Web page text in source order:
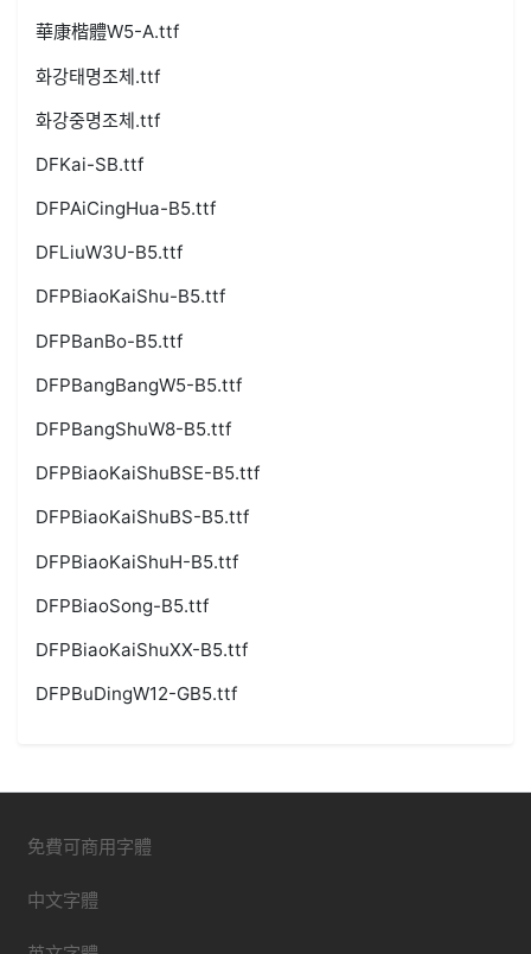
華康楷體W5-A.ttf
화강태명조체.ttf
화강중명조체.ttf
DFKai-SB.ttf
DFPAiCingHua-B5.ttf
DFLiuW3U-B5.ttf
DFPBiaoKaiShu-B5.ttf
DFPBanBo-B5.ttf
DFPBangBangW5-B5.ttf
DFPBangShuW8-B5.ttf
DFPBiaoKaiShuBSE-B5.ttf
DFPBiaoKaiShuBS-B5.ttf
DFPBiaoKaiShuH-B5.ttf
DFPBiaoSong-B5.ttf
DFPBiaoKaiShuXX-B5.ttf
DFPBuDingW12-GB5.ttf
免費可商用字體
中文字體